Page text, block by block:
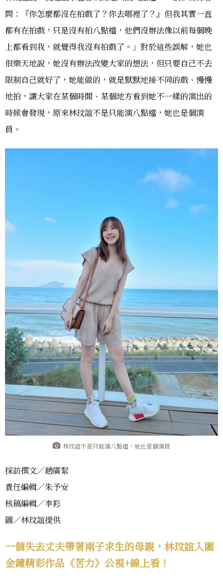
問：『你怎麼都沒在拍戲了？你去哪裡了？』但我其實一直
都有在拍戲，只是沒有拍八點檔，他們沒辦法像以前每個晚
上都看到我，就覺得我沒有拍戲了。」對於這些誤解，她也
很樂天地說，她沒有辦法改變大家的想法，但只要自己不去
限制自己就好了，她能做的，就是默默地接不同的戲、慢慢
地拍，讓大家在某個時間、某個地方看到她不一樣的演出的
時候會發現，原來林玟誼不是只能演八點檔，她也是個演
員。
林玟誼不是只能演八點檔，她也是個演員
採訪撰文／趙廣絜
責任編輯／朱予安
核稿編輯／李羏
圖／林玟誼提供
一個失去丈夫帶著兩子求生的母親，林玟誼入圍
金鐘精彩作品《苦力》公視+線上看！